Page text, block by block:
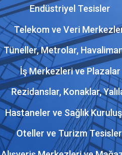
Endüstriyel Tesisler
Telekom ve Veri
Tüneller, Metrolar,
İş Merkezleri ve Plazalar
Rezidanslar, Konaklar,
Hastaneler ve Sağlık
Oteller ve Turizm